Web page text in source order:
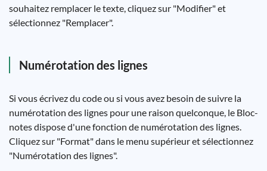
souhaitez remplacer le texte, cliquez sur "Modifier" et
sélectionnez "Remplacer".
Numérotation des lignes
Si vous écrivez du code ou si vous avez besoin de suivre la
numérotation des lignes pour une raison quelconque, le Bloc-
notes dispose d'une fonction de numérotation des lignes.
Cliquez sur "Format" dans le menu supérieur et sélectionnez
"Numérotation des lignes".